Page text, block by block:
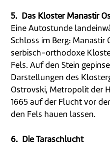
5. Das Kloster Manastir
Eine Autostunde
Schloss im Berg: Manastir
serbisch-orthodoxe
Fels. Auf den Stein
Darstellungen des
Ostrovski, Metropolit der
1665 auf der Flucht vor
den Fels hauen lassen.
6. Die Taraschlucht